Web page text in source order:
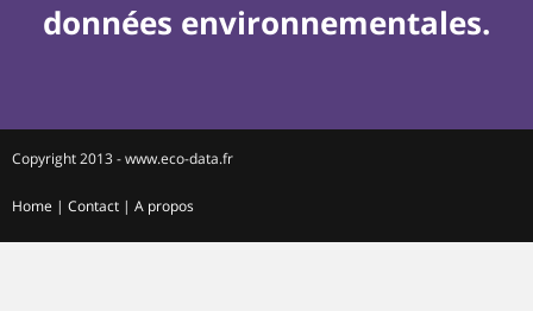
données environnementales.
Copyright 2013 - www.eco-data.fr
Home | Contact | A propos